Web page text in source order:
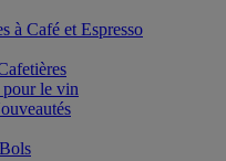
à Café et Espresso
pour le vin